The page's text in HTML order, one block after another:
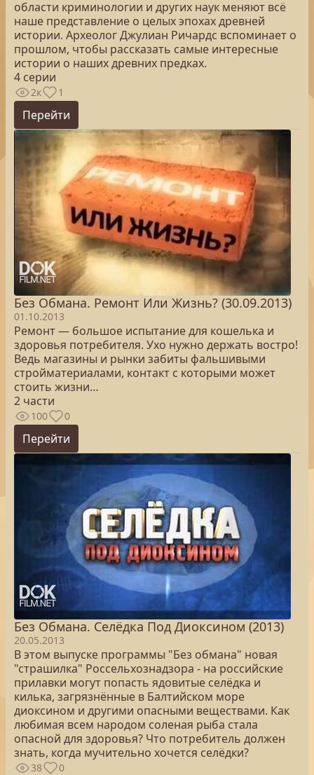
области криминологии и других наук меняют всё
наше представление о целых эпохах древней
истории. Археолог Джулиан Ричардс вспоминает о
прошлом, чтобы рассказать самые интересные
истории о наших древних предках.
4 серии
2к 1
Перейти
Без Обмана. Ремонт Или Жизнь? (30.09.2013)
01.10.2013
Ремонт — большое испытание для кошелька и
здоровья потребителя. Ухо нужно держать востро!
Ведь магазины и рынки забиты фальшивыми
стройматериалами, контакт с которыми может
стоить жизни…
2 части
100 0
Перейти
Без Обмана. Селёдка Под Диоксином (2013)
20.05.2013
В этом выпуске программы "Без обмана" новая
"страшилка" Россельхознадзора - на российские
прилавки могут попасть ядовитые селёдка и
килька, загрязнённые в Балтийском море
диоксином и другими опасными веществами. Как
любимая всем народом соленая рыба стала
опасной для здоровья? Что потребитель должен
знать, когда мучительно хочется селёдки?
38 0